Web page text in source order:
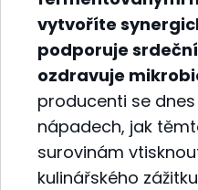
vytvoříte
podporuje
ozdravuje
producenti se
nápadech, jak
surovinám
kulinářského